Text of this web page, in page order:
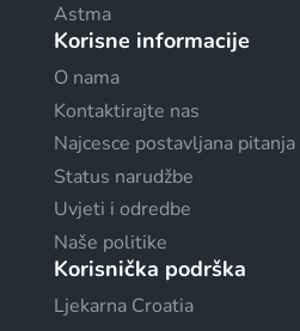
Astma
Korisne informacije
O nama
Kontaktirajte nas
Najcesce postavljana pitanja
Status narudžbe
Uvjeti i odredbe
Naše politike
Korisnička podrška
Ljekarna Croatia